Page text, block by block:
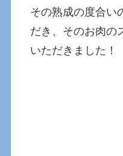
その熟成の度合い
だき、そのお肉の
いただきました！